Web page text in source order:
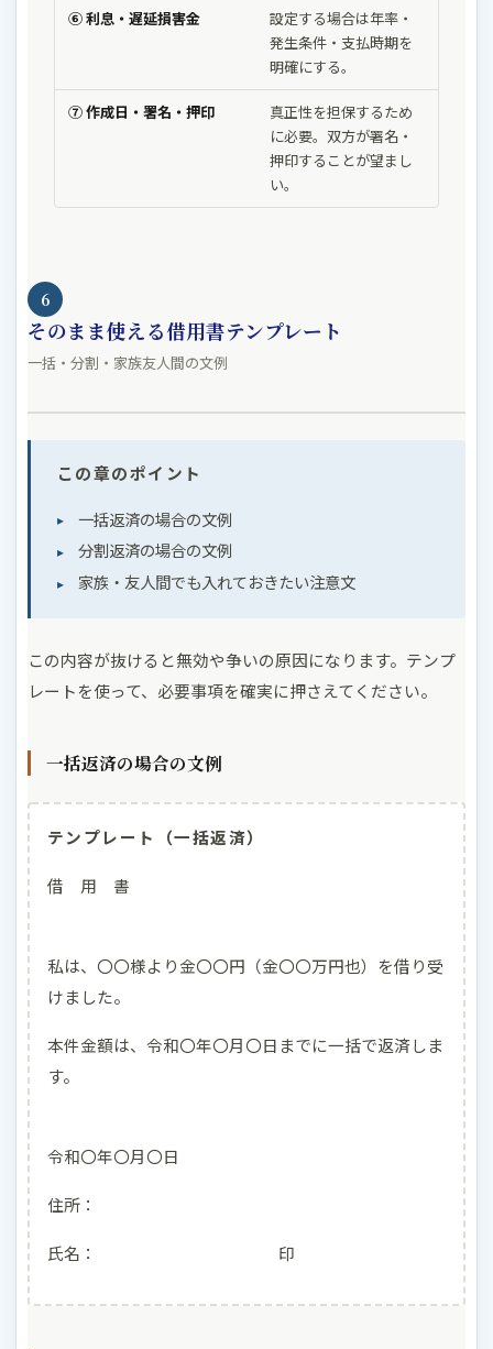
⑥ 利息・遅延損害金
設定する場合は年率・
発生条件・支払時期を
明確にする。
⑦ 作成日・署名・押印
真正性を担保するため
に必要。双方が署名・
押印することが望まし
い。
6
そのまま使える借用書テンプレート
一括・分割・家族友人間の文例
この章のポイント
一括返済の場合の文例
分割返済の場合の文例
家族・友人間でも入れておきたい注意文
この内容が抜けると無効や争いの原因になります。テンプ
レートを使って、必要事項を確実に押さえてください。
一括返済の場合の文例
テンプレート（一括返済）
借 用 書
私は、〇〇様より金〇〇円（金〇〇万円也）を借り受
けました。
本件金額は、令和〇年〇月〇日までに一括で返済しま
す。
令和〇年〇月〇日
住所：
氏名： 印